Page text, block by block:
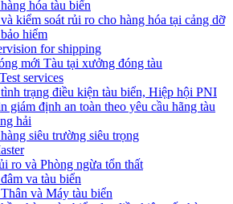
hóa tàu biển
kiểm soát rủi ro cho hàng hóa tại cảng dỡ
hiểm
for shipping
mới Tàu tại xưởng đóng tàu
services
trạng điều kiện tàu biển, Hiệp hội PNI
giám định an toàn theo yêu cầu hãng tàu
hải
siêu trường siêu trọng
ro và Phòng ngừa tổn thất
va tàu biển
và Máy tàu biển